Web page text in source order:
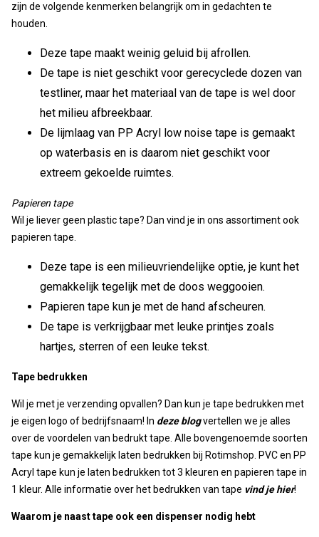
zijn de volgende kenmerken belangrijk om in gedachten te
houden.
Deze tape maakt weinig geluid bij afrollen.
De tape is niet geschikt voor gerecyclede dozen van
testliner, maar het materiaal van de tape is wel door
het milieu afbreekbaar.
De lijmlaag van PP Acryl low noise tape is gemaakt
op waterbasis en is daarom niet geschikt voor
extreem gekoelde ruimtes.
Papieren tape
Wil je liever geen plastic tape? Dan vind je in ons assortiment ook
papieren tape.
Deze tape is een milieuvriendelijke optie, je kunt het
gemakkelijk tegelijk met de doos weggooien.
Papieren tape kun je met de hand afscheuren.
De tape is verkrijgbaar met leuke printjes zoals
hartjes, sterren of een leuke tekst.
Tape bedrukken
Wil je met je verzending opvallen? Dan kun je tape bedrukken met
je eigen logo of bedrijfsnaam! In deze blogvertellen we je alles
over de voordelen van bedrukt tape. Alle bovengenoemde soorten
tape kun je gemakkelijk laten bedrukken bij Rotimshop. PVC en PP
Acryl tape kun je laten bedrukken tot 3 kleuren en papieren tape in
1 kleur. Alle informatie over het bedrukken van tape vind je hier!
Waarom je naast tape ook een dispenser nodig hebt